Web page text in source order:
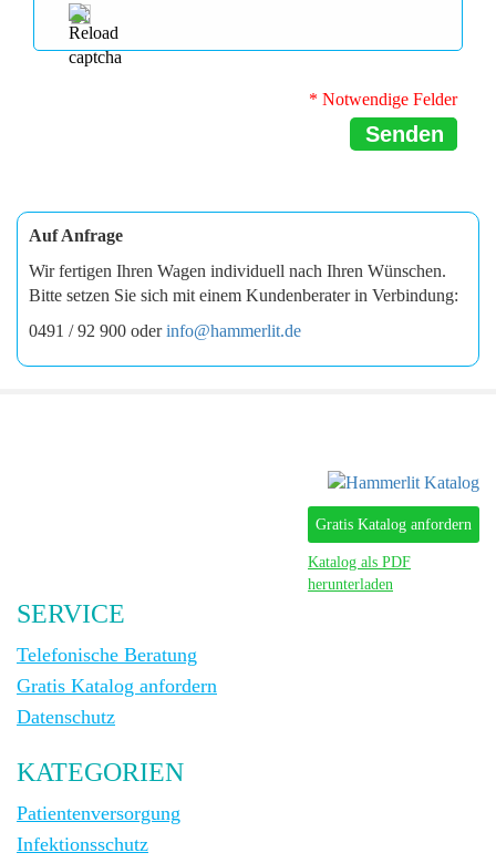
* Notwendige Felder
Senden
Auf Anfrage
Wir fertigen Ihren Wagen individuell nach Ihren Wünschen.
Bitte setzen Sie sich mit einem Kundenberater in Verbindung:
0491 / 92 900 oderinfo@hammerlit.de
Gratis Katalog anfordern
Katalog als PDF
herunterladen
SERVICE
Telefonische Beratung
Gratis Katalog anfordern
Datenschutz
KATEGORIEN
Patientenversorgung
Infektionsschutz